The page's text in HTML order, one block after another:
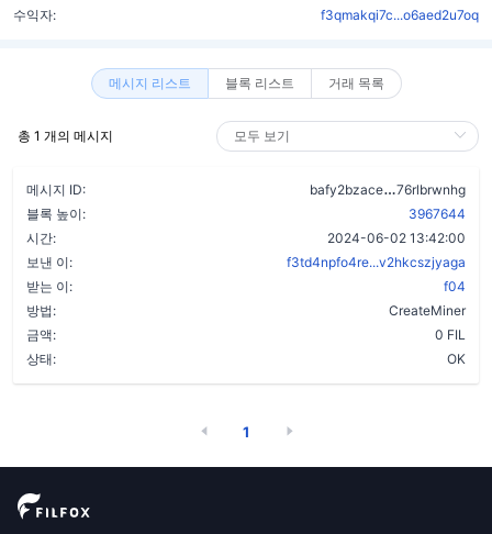
수익자:
f3qmakqi7c...o6aed2u7oq
메시지 리스트 블록 리스트 거래 목록
총 1 개의 메시지
메시지 ID: bafy2bzace
76rlbrwnhg
블록 높이:
3967644
시간:
2024-06-02 13:42:00
보낸 이:
f3td4npfo4re...v2hkcszjyaga
받는 이:
f04
방법:
CreateMiner
금액:
0 FIL
상태:
OK
1